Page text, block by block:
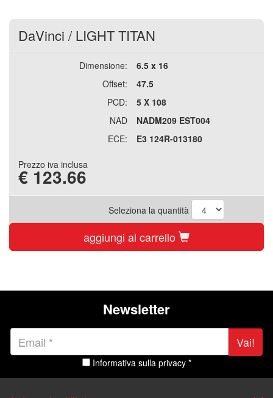
DaVinci / LIGHT TITAN
Dimensione:
6.5 x 16
Offset:
47.5
PCD:
5 X 108
NAD
NADM209 EST004
ECE:
E3 124R-013180
Prezzo iva inclusa
€ 123.66
Seleziona la quantità
aggiungi al carrello
Newsletter
Vai!
Informativa sulla privacy *